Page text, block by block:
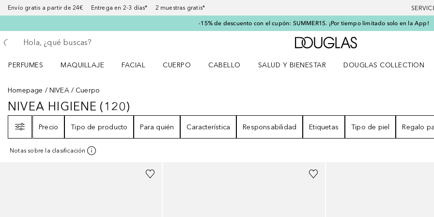
Envío gratis a partir de 24€ Entrega en 2-3 días* 2 muestras gratis*
-15% de descuento con el cupón: SUMMER15. ¡Por tiempo limitado solo en la App!
Regresar
Ejecutar búsqueda
A Douglas Home
PERFUMES
MAQUILLAJE
FACIAL
CUERPO
CABELLO
SALUD Y BIENESTAR
DOUGLAS COLLECTION
Homepage
NIVEA Cuerpo
NIVEA HIGIENE120
NIVEA HIGIENE (120)
Precio
Tipo de producto Para quién Característica Responsabilidad Etiquetas Tipo de piel Regalo
Notas sobre la clasificación